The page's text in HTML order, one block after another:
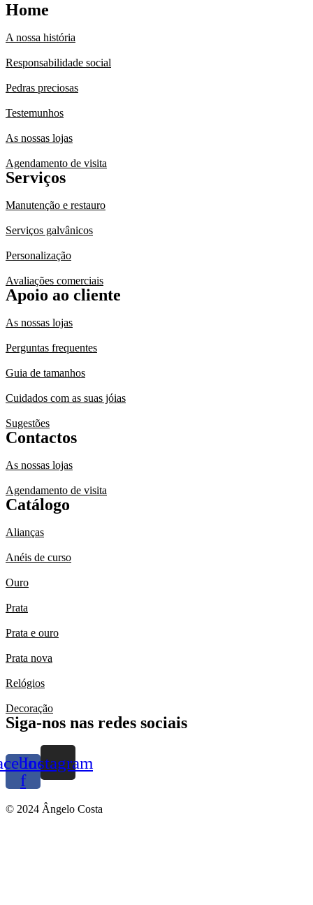
Home
A nossa história
Responsabilidade social
Pedras preciosas
Testemunhos
As nossas lojas
Agendamento de visita
Serviços
Manutenção e restauro
Serviços galvânicos
Personalização
Avaliações comerciais
Apoio ao cliente
As nossas lojas
Perguntas frequentes
Guia de tamanhos
Cuidados com as suas jóias
Sugestões
Contactos
As nossas lojas
Agendamento de visita
Catálogo
Alianças
Anéis de curso
Ouro
Prata
Prata e ouro
Prata nova
Relógios
Decoração
Siga-nos nas redes sociais
f
Instagram
© 2024 Ângelo Costa